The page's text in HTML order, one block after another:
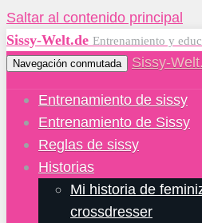
Saltar al contenido principal
Sissy-Welt.de Entrenamiento y
Navegación conmutada Sissy-
Entrenamiento de sissy
Entrenamiento de Sissy
Reglas de sissy
Historias
Mi historia de
crossdresser